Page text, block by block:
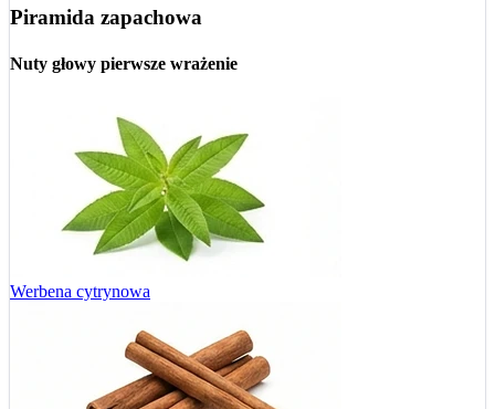
Piramida zapachowa
Nuty głowy pierwsze wrażenie
Werbena cytrynowa